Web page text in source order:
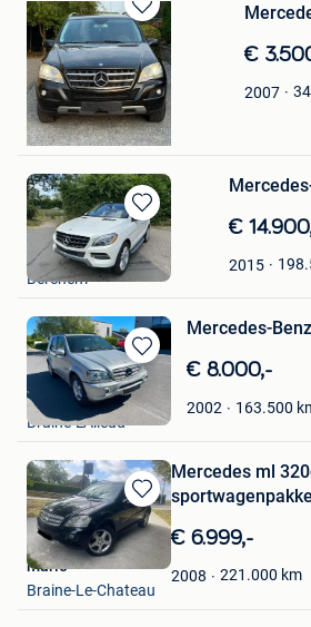
Bewaren
in
Mijn
Favorieten
€
2007
jordy Cobbaert
Dendermonde
Bewaren
in
Mijn
Favorieten
€
2015
johnny
Berchem
Bewaren
in
Mijn
Favorieten
Mercedes-
€ 8.000,-
2002 163.500
emilie
Braine-L'Alleud
Bewaren
in
Mijn
Favorieten
Mercedes ml
€ 6.999,-
2008 221.000 km
mario
Braine-Le-Chateau